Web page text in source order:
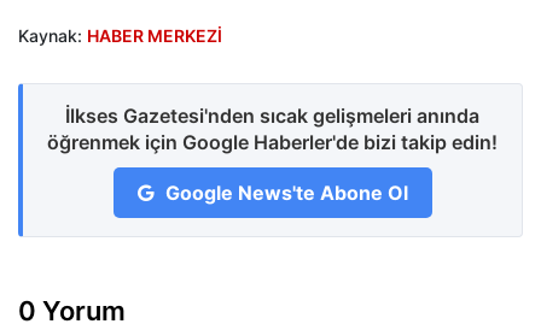
Kaynak: HABER MERKEZİ
İlkses Gazetesi'nden sıcak gelişmeleri anında
öğrenmek için Google Haberler'de bizi takip edin!
Google News'te Abone Ol
0 Yorum